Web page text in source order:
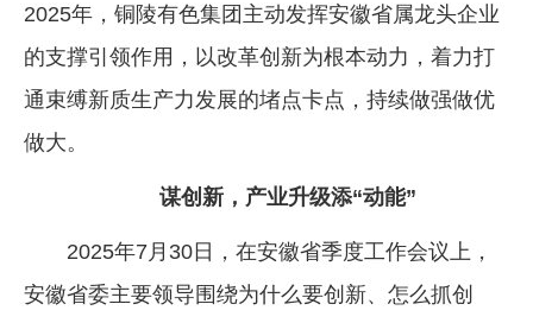
2025年，铜陵有色集团主动发挥安徽省属龙头企业
的支撑引领作用，以改革创新为根本动力，着力打
通束缚新质生产力发展的堵点卡点，持续做强做优
做大。
谋创新，产业升级添“动能”
2025年7月30日，在安徽省季度工作会议上，
安徽省委主要领导围绕为什么要创新、怎么抓创